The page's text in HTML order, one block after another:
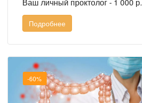
Ваш личный проктолог - 1 000 р.
Подробнее
-60%